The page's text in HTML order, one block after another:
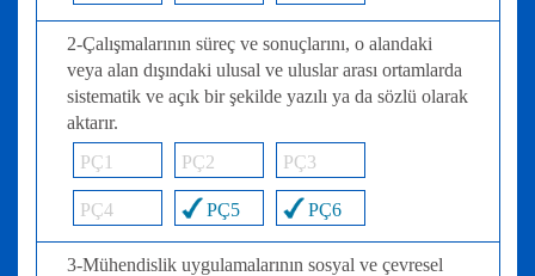
2-Çalışmalarının süreç ve sonuçlarını, o alandaki
veya alan dışındaki ulusal ve uluslar arası ortamlarda
sistematik ve açık bir şekilde yazılı ya da sözlü olarak
aktarır.
PÇ1
PÇ2 PÇ3
PÇ4 PÇ5 PÇ6
3-Mühendislik uygulamalarının sosyal ve çevresel